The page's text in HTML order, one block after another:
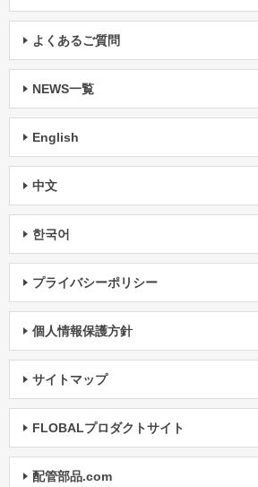
よくあるご質問
NEWS一覧
English
中文
한국어
プライバシーポリシー
個人情報保護方針
サイトマップ
FLOBALプロダクトサイト
配管部品.com